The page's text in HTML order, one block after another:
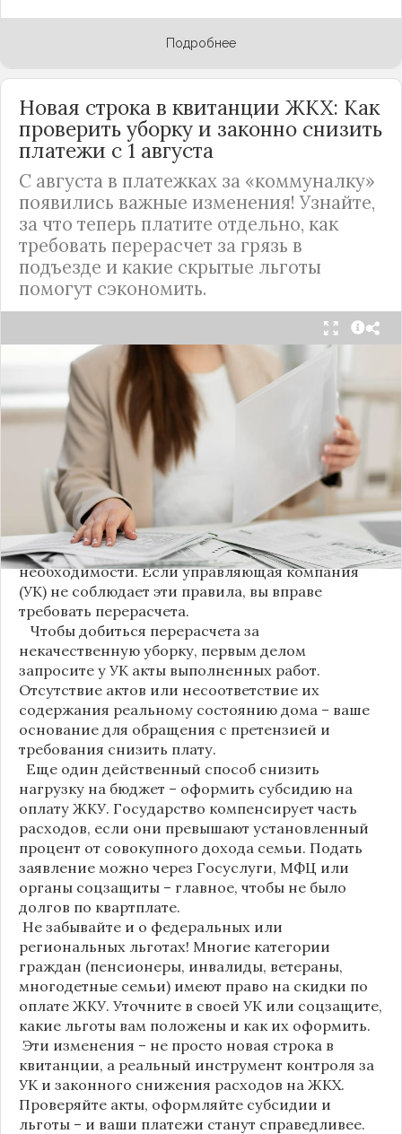
Подробнее
Новая строка в квитанции ЖКХ: Как
проверить уборку и законно снизить
платежи с 1 августа
С августа в платежках за «коммуналку»
появились важные изменения! Узнайте,
за что теперь платите отдельно, как
требовать перерасчет за грязь в
подъезде и какие скрытые льготы
помогут сэкономить.
С 1 августа в квитанциях за жилищно-
коммунальные услуги введено важное
новшество. Как поясняет автор канала "ВЗО
ProДеньги", теперь уборка мест общего
пользования (МОП) выделена в отдельную
строку. Это дает жильцам четкое понимание, за
что именно они платят.
Новые нормы строго регламентируют частоту
уборки: мытье полов и лестниц должно
проводиться несколько раз в неделю, удаление
пыли – еженедельно, а уборка снега – по мере
необходимости. Если управляющая компания
(УК) не соблюдает эти правила, вы вправе
требовать перерасчета.
Чтобы добиться перерасчета за
некачественную уборку, первым делом
запросите у УК акты выполненных работ.
Отсутствие актов или несоответствие их
содержания реальному состоянию дома – ваше
основание для обращения с претензией и
требования снизить плату.
Еще один действенный способ снизить
нагрузку на бюджет – оформить субсидию на
оплату ЖКУ. Государство компенсирует часть
расходов, если они превышают установленный
процент от совокупного дохода семьи. Подать
заявление можно через Госуслуги, МФЦ или
органы соцзащиты – главное, чтобы не было
долгов по квартплате.
Не забывайте и о федеральных или
региональных льготах! Многие категории
граждан (пенсионеры, инвалиды, ветераны,
многодетные семьи) имеют право на скидки по
оплате ЖКУ. Уточните в своей УК или соцзащите,
какие льготы вам положены и как их оформить.
Эти изменения – не просто новая строка в
квитанции, а реальный инструмент контроля за
УК и законного снижения расходов на ЖКХ.
Проверяйте акты, оформляйте субсидии и
льготы – и ваши платежи станут справедливее.